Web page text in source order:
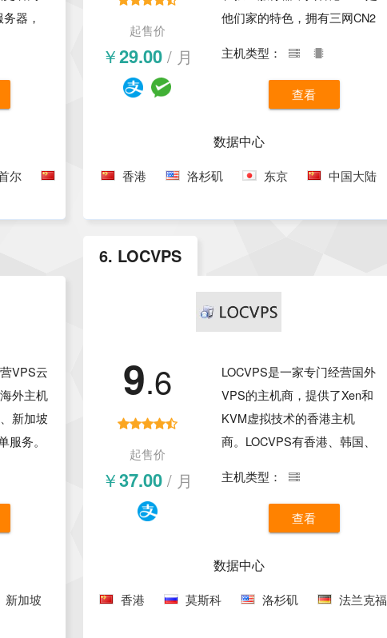
器，
供了适
，延迟
价格便
比，对
尔
起售价
￥29.00 / 月
他们家的特色，拥有三网CN2
价格便宜，对于建站和外贸用
户非常的适合，大量用户评价
都不错。我们对速科云进行了
详细介绍，有需要的朋友可以
主机类型：
查看
数据中心
香港 洛杉矶 东京 中国大陆
VPS云
外主机
新加坡
服务。
善自身
线路和
特
务器、
服务
新加坡
6. LOCVPS
9.6
起售价
￥37.00 / 月
LOCVPS是一家专门经营国外
VPS的主机商，提供了Xen和
KVM虚拟技术的香港主机
商。LOCVPS有香港、韩国、
数据中心，拥有BGP + CN2线
路，价格便宜，对于需要国外
VPS的用户非常值得推荐。
主机类型：
查看
数据中心
香港 莫斯科 洛杉矶 法兰克福